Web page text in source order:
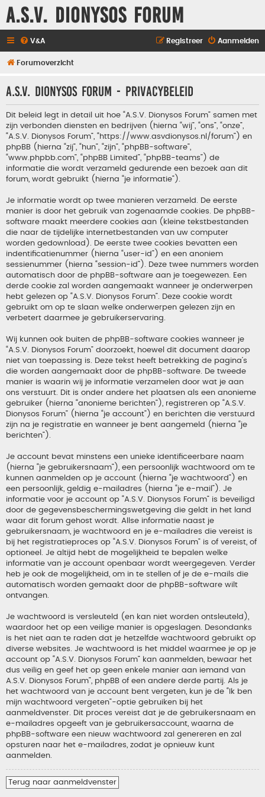
A.S.V. Dionysos Forum
V&A Aanmelden
Registreer
Forumoverzicht
A.S.V. Dionysos Forum - Privacybeleid
Dit beleid legt in detail uit hoe “A.S.V. Dionysos Forum” samen met
zijn verbonden diensten en bedrijven (hierna “wij”, “ons”, “onze”,
“A.S.V. Dionysos Forum”, “https://www.asvdionysos.nl/forum”) en
phpBB (hierna “zij”, “hun”, “zijn”, “phpBB-software”,
“www.phpbb.com”, “phpBB Limited”, “phpBB-teams”) de
informatie die wordt verzameld gedurende een bezoek aan dit
forum, wordt gebruikt (hierna “je informatie”).
Je informatie wordt op twee manieren verzameld. De eerste
manier is door het gebruik van zogenaamde cookies. De phpBB-
software maakt meerdere cookies aan (kleine tekstbestanden
die naar de tijdelijke internetbestanden van uw computer
worden gedownload). De eerste twee cookies bevatten een
indentificatienummer (hierna “user-id”) en een anoniem
sessienummer (hierna “session-id”). Deze twee nummers worden
automatisch door de phpBB-software aan je toegewezen. Een
derde cookie zal worden aangemaakt wanneer je onderwerpen
hebt gelezen op “A.S.V. Dionysos Forum”. Deze cookie wordt
gebruikt om op te slaan welke onderwerpen gelezen zijn en
verbetert daarmee je gebruikerservaring.
Wij kunnen ook buiten de phpBB-software cookies wanneer je
“A.S.V. Dionysos Forum” doorzoekt, hoewel dit document daarop
niet van toepassing is. Deze tekst heeft betrekking de pagina’s
die worden aangemaakt door de phpBB-software. De tweede
manier is waarin wij je informatie verzamelen door wat je aan
ons verstuurt. Dit is onder andere het plaatsen als een anonieme
gebruiker (hierna “anonieme berichten”), registreren op “A.S.V.
Dionysos Forum” (hierna “je account”) en berichten die verstuurd
zijn na je registratie en wanneer je bent aangemeld (hierna “je
berichten”).
Je account bevat minstens een unieke identificeerbare naam
(hierna “je gebruikersnaam”), een persoonlijk wachtwoord om te
kunnen aanmelden op je account (hierna “je wachtwoord”) en
een persoonlijk, geldig e-mailadres (hierna “je e-mail”). Je
informatie voor je account op “A.S.V. Dionysos Forum” is beveiligd
door de gegevensbeschermingswetgeving die geldt in het land
waar dit forum gehost wordt. Allse informatie naast je
gebruikersnaam, je wachtwoord en je e-mailadres die vereist is
bij het registratieproces op “A.S.V. Dionysos Forum” is of vereist, of
optioneel. Je altijd hebt de mogelijkheid te bepalen welke
informatie van je account openbaar wordt weergegeven. Verder
heb je ook de mogelijkheid, om in te stellen of je de e-mails die
automatisch worden gemaakt door de phpBB-software wilt
ontvangen.
Je wachtwoord is versleuteld (en kan niet worden ontsleuteld),
waardoor het op een veilige manier is opgeslagen. Desondanks
is het niet aan te raden dat je hetzelfde wachtwoord gebruikt op
diverse websites. Je wachtwoord is het middel waarmee je op je
account op “A.S.V. Dionysos Forum” kan aanmelden, bewaar het
dus veilig en geef het op geen enkele manier aan iemand van
A.S.V. Dionysos Forum”, phpBB of een andere derde partij. Als je
het wachtwoord van je account bent vergeten, kun je de “Ik ben
mijn wachtwoord vergeten”-optie gebruiken bij het
aanmeldvenster. Dit proces vereist dat je de gebruikersnaam en
e-mailadres opgeeft van je gebruikersaccount, waarna de
phpBB-software een nieuw wachtwoord zal genereren en zal
opsturen naar het e-mailadres, zodat je opnieuw kunt
aanmelden.
Terug naar aanmeldvenster